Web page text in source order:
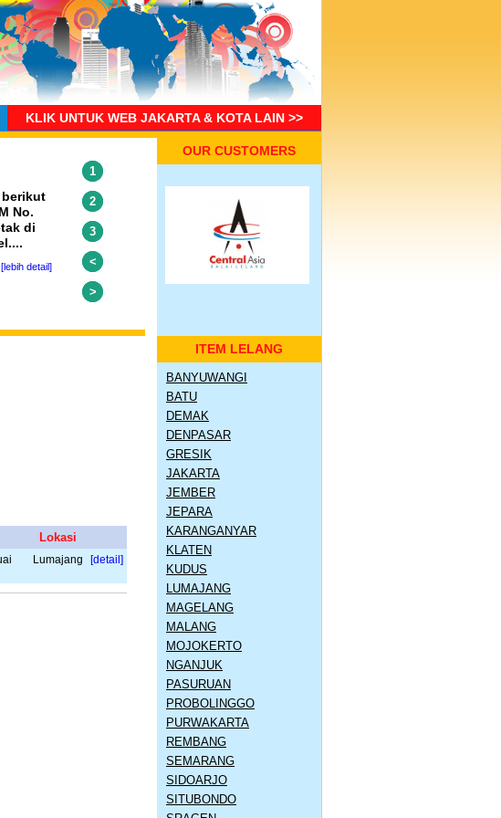
KLIK UNTUK WEB JAKARTA & KOTA LAIN >>
berikut
No.
di
[lebih detail]
1
2
3
<
>
Lokasi
Lumajang [detail]
OUR CUSTOMERS
ITEM LELANG
BANYUWANGI
BATU
DEMAK
DENPASAR
GRESIK
JAKARTA
JEMBER
JEPARA
KARANGANYAR
KLATEN
KUDUS
LUMAJANG
MAGELANG
MALANG
MOJOKERTO
NGANJUK
PASURUAN
PROBOLINGGO
PURWAKARTA
REMBANG
SEMARANG
SIDOARJO
SITUBONDO